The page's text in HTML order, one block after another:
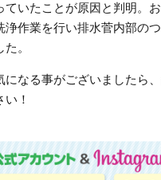
ていたことが原因と判明。
浄作業を行い排水菅内部の
。
になる事がございましたら
！